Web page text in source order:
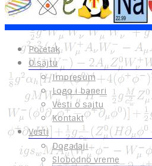
Početak
O sajtu
Impresum
Logo i baneri
Vesti o sajtu
Kontakt
Vesti
Događaji
Slobodno vreme